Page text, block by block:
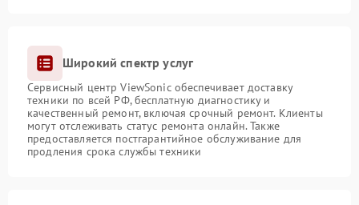
Широкий спектр услуг
Сервисный центр ViewSonic обеспечивает доставку
техники по всей РФ, бесплатную диагностику и
качественный ремонт, включая срочный ремонт. Клиенты
могут отслеживать статус ремонта онлайн. Также
предоставляется постгарантийное обслуживание для
продления срока службы техники